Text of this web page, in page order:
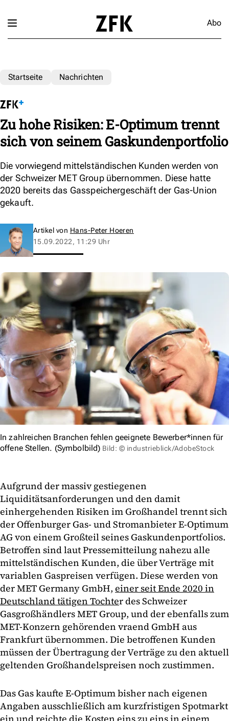
Abo
Startseite Nachrichten
Zu hohe Risiken: E-Optimum trennt
sich von seinem Gaskundenportfolio
Die vorwiegend mittelständischen Kunden werden von
der Schweizer MET Group übernommen. Diese hatte
2020 bereits das Gasspeichergeschäft der Gas-Union
gekauft.
Artikel von Hans-Peter Hoeren
15.09.2022, 11:29 Uhr
In zahlreichen Branchen fehlen geeignete Bewerber*innen für
offene Stellen. (Symbolbild) Bild: © industrieblick/AdobeStock
Aufgrund der massiv gestiegenen
Liquiditätsanforderungen und den damit
einhergehenden Risiken im Großhandel trennt sich
der Offenburger Gas- und Stromanbieter E-Optimum
AG von einem Großteil seines Gaskundenportfolios.
Betroffen sind laut Pressemitteilung nahezu alle
mittelständischen Kunden, die über Verträge mit
variablen Gaspreisen verfügen. Diese werden von
der MET Germany GmbH, einer seit Ende 2020 in
Deutschland tätigen Tochter des Schweizer
Gasgroßhändlers MET Group, und der ebenfalls zum
MET-Konzern gehörenden vraend GmbH aus
Frankfurt übernommen. Die betroffenen Kunden
müssen der Übertragung der Verträge zu den aktuell
geltenden Großhandelspreisen noch zustimmen.
Das Gas kaufte E-Optimum bisher nach eigenen
Angaben ausschließlich am kurzfristigen Spotmarkt